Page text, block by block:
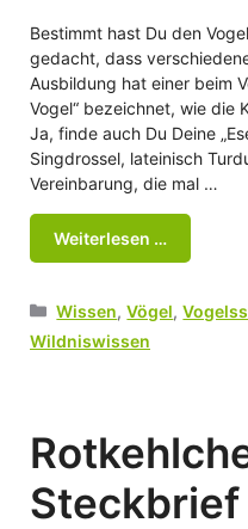
Bestimmt hast Du den
gedacht, dass
Ausbildung hat einer beim
Vogel“ bezeichnet, wie die
Ja, finde auch Du Deine
Singdrossel, lateinisch
Vereinbarung, die mal …
Weiterlesen …
Kategorien
Wissen,Vögel,
Wildniswissen
Steckbrief